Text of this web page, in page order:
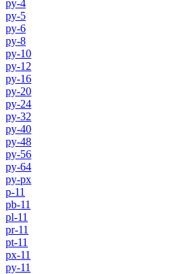
py-4
py-5
py-6
py-8
py-10
py-12
py-16
py-20
py-24
py-32
py-40
py-48
py-56
py-64
py-px
p-11
pb-11
pl-11
pr-11
pt-11
px-11
py-11